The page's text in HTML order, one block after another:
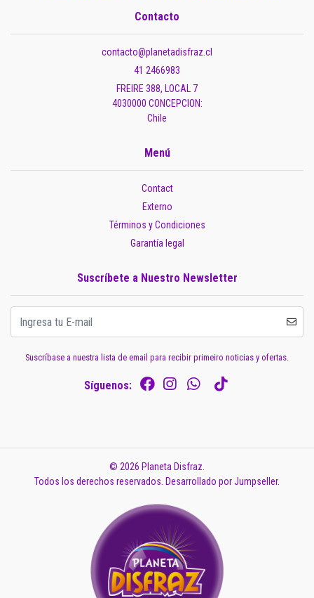
Contacto
contacto@planetadisfraz.cl
41 2466983
FREIRE 388, LOCAL 7
4030000 CONCEPCION:
Chile
Menú
Contact
Externo
Términos y Condiciones
Garantía legal
Suscríbete a Nuestro Newsletter
Suscríbase a nuestra lista de email para recibir primeiro noticias y ofertas.
Síguenos:
© 2026 Planeta Disfraz.
Todos los derechos reservados. Desarrollado por Jumpseller.